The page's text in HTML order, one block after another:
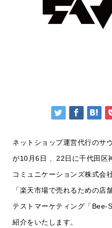
ネットショップ運営代行のサ
が10月6日 、22日に千代田区
コミュニケーションズ株式会
「楽天市場で売れるための店
テストマーケティング「Bee-
紹介をいたします。